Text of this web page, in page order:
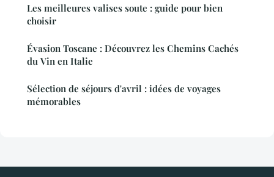
Les meilleures valises soute : guide pour bien
choisir
Évasion Toscane : Découvrez les Chemins Cachés
du Vin en Italie
Sélection de séjours d'avril : idées de voyages
mémorables